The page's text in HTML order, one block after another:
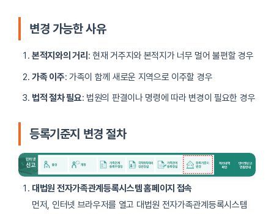
변경 가능한 사유
본적지와의 거리 : 현재 거주지와 본적지가 너무 멀어 불편할 경우
가족 이주: 가족이 함께 새로운 지역으로 이주할 경우
법적 절차 필요: 법원의 판결이나 명령에 따라 변경이 필요한 경우
등록기준지 변경 절차
대법원 전자가족관계등록시스템 홈페이지 접속
먼저, 인터넷 브라우저를 열고 대법원 전자가족관계등록시스템